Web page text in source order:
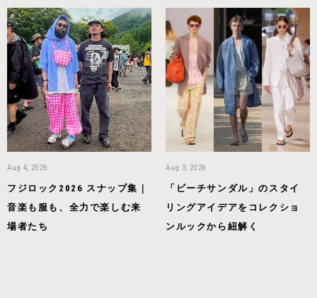
Aug 4, 2026
フジロック2026 スナップ集｜
音楽も服も、全力で楽しむ来
場者たち
Aug 3, 2026
「ビーチサンダル」のスタイ
リングアイデアをコレクショ
ンルックから紐解く